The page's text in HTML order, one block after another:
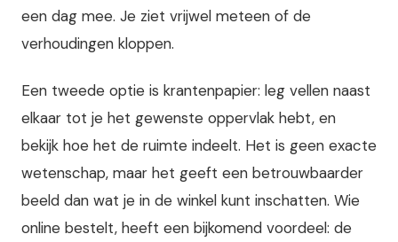
een dag mee. Je ziet vrijwel meteen of de
verhoudingen kloppen.
Een tweede optie is krantenpapier: leg vellen naast
elkaar tot je het gewenste oppervlak hebt, en
bekijk hoe het de ruimte indeelt. Het is geen exacte
wetenschap, maar het geeft een betrouwbaarder
beeld dan wat je in de winkel kunt inschatten. Wie
online bestelt, heeft een bijkomend voordeel: de